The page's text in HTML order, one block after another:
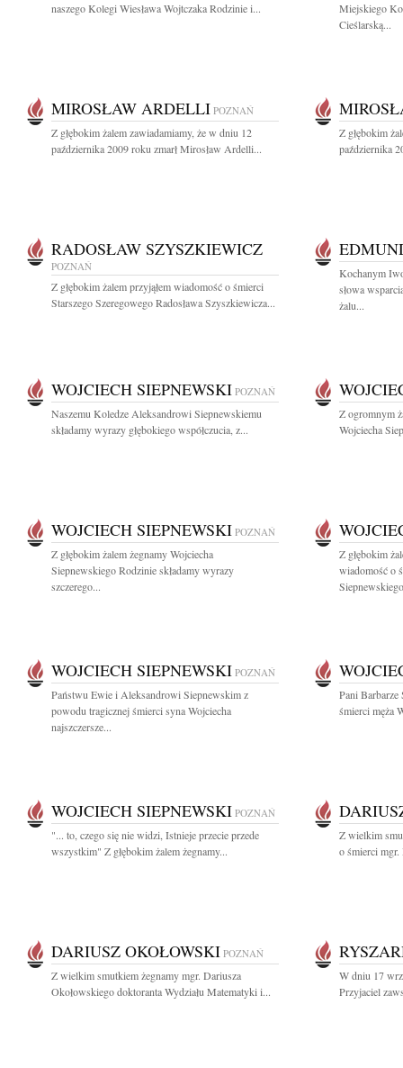
naszego Kolegi Wiesława Wojtczaka Rodzinie i...
Miejskiego
Cieślarską...
MIROSŁAW ARDELLI POZNAŃ
Z głębokim żalem zawiadamiamy, że w dniu 12
października 2009 roku zmarł Mirosław Ardelli...
Z głębokim
października
RADOSŁAW SZYSZKIEWICZ
POZNAŃ
Z głębokim żalem przyjąłem wiadomość o śmierci
Starszego Szeregowego Radosława Szyszkiewicza...
Kochanym
słowa
żalu...
WOJCIECH SIEPNEWSKI POZNAŃ
Naszemu Koledze Aleksandrowi Siepnewskiemu
składamy wyrazy głębokiego współczucia, z...
Z ogromnym
Wojciecha
WOJCIECH SIEPNEWSKI POZNAŃ
Z głębokim żalem żegnamy Wojciecha
Siepnewskiego Rodzinie składamy wyrazy
szczerego...
Z głębokim
wiadomość o
WOJCIECH SIEPNEWSKI POZNAŃ
Państwu Ewie i Aleksandrowi Siepnewskim z
powodu tragicznej śmierci syna Wojciecha
najszczersze...
Pani
śmierci męża
WOJCIECH SIEPNEWSKI POZNAŃ
"... to, czego się nie widzi, Istnieje przecie przede
wszystkim" Z głębokim żalem żegnamy...
Z wielkim
o śmierci mgr.
DARIUSZ OKOŁOWSKI POZNAŃ
Z wielkim smutkiem żegnamy mgr. Dariusza
Okołowskiego doktoranta Wydziału Matematyki i...
W dniu 17
Przyjaciel